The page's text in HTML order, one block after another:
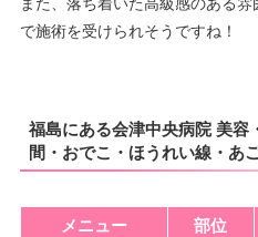
で施術を受けられそうですね！
福島にある会津中央病院 美容
間・おでこ・ほうれい線・あ
メニュー 部位